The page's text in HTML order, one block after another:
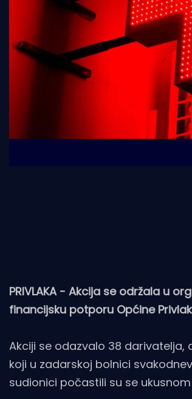
PRIVLAKA - Akcija se održala u
financijsku potporu Općine
Akciji se odazvalo 38 darivatelja,
koji u zadarskoj bolnici
sudionici počastili su se